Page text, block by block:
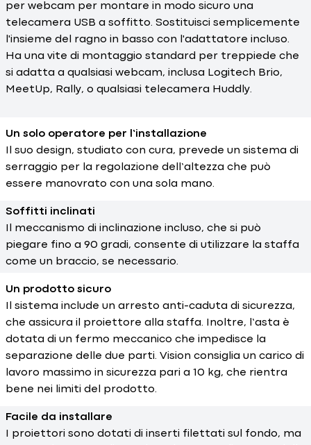
per webcam per montare in modo sicuro una
telecamera USB a soffitto. Sostituisci semplicemente
l'insieme del ragno in basso con l'adattatore incluso.
Ha una vite di montaggio standard per treppiede che
si adatta a qualsiasi webcam, inclusa Logitech Brio,
MeetUp, Rally, o qualsiasi telecamera Huddly.
Un solo operatore per l’installazione
Il suo design, studiato con cura, prevede un sistema di
serraggio per la regolazione dell’altezza che può
essere manovrato con una sola mano.
Soffitti inclinati
Il meccanismo di inclinazione incluso, che si può
piegare fino a 90 gradi, consente di utilizzare la staffa
come un braccio, se necessario.
Un prodotto sicuro
Il sistema include un arresto anti-caduta di sicurezza,
che assicura il proiettore alla staffa. Inoltre, l’asta è
dotata di un fermo meccanico che impedisce la
separazione delle due parti. Vision consiglia un carico di
lavoro massimo in sicurezza pari a 10 kg, che rientra
bene nei limiti del prodotto.
Facile da installare
I proiettori sono dotati di inserti filettati sul fondo, ma